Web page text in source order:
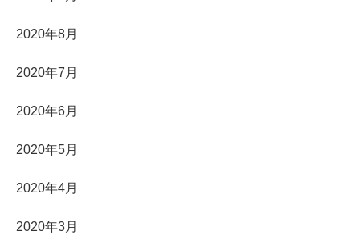
2020年8月
2020年7月
2020年6月
2020年5月
2020年4月
2020年3月